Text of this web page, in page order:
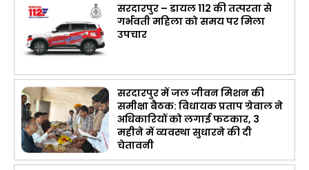
सरदारपुर – डायल 112 की तत्परता से
गर्भवती महिला को समय पर मिला
उपचार
सरदारपुर में जल जीवन मिशन की
समीक्षा बैठक: विधायक प्रताप ग्रेवाल ने
अधिकारियों को लगाई फटकार, 3
महीने में व्यवस्था सुधारने की दी
चेतावनी